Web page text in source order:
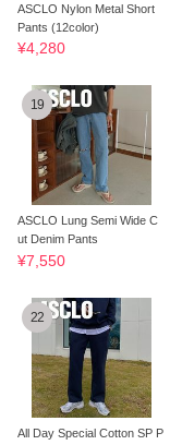
ASCLO Nylon Metal Short
Pants (12color)
¥4,280
19
ASCLO Lung Semi Wide C
ut Denim Pants
¥7,550
22
All Day Special Cotton SP P